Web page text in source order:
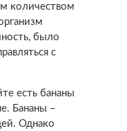
количеством
было
с
есть бананы
Бананы –
Однако